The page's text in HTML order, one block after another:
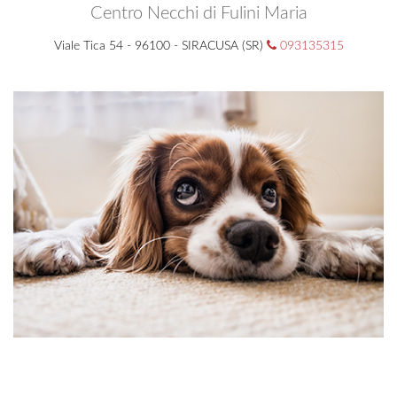
Centro Necchi di Fulini Maria
Viale Tica 54 - 96100 - SIRACUSA (SR) 093135315